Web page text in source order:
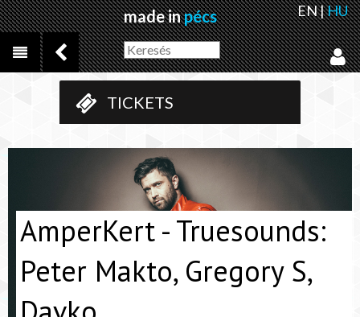
made inpécs EN|HU
TICKETS
AmperKert - Truesounds:
Peter Makto, Gregory S,